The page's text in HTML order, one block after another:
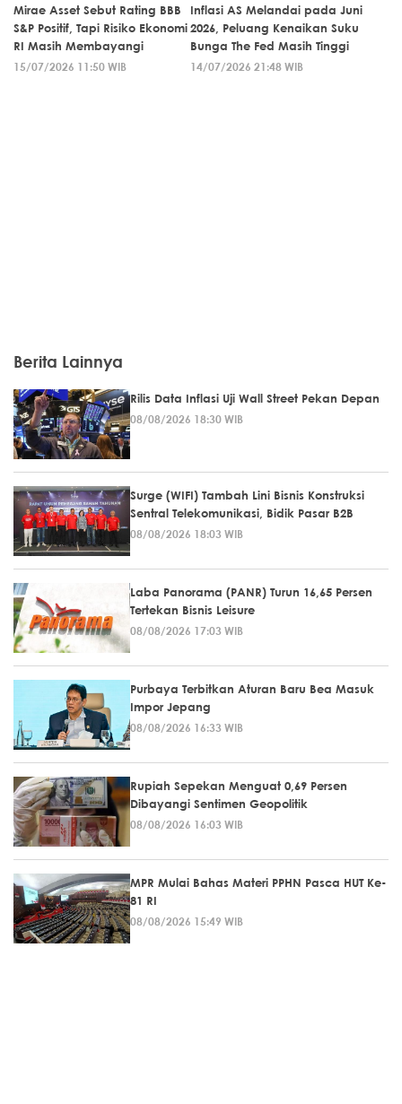
Mirae Asset Sebut Rating BBB
S&P Positif, Tapi Risiko Ekonomi
RI Masih Membayangi
15/07/2026 11:50 WIB
Inflasi AS Melandai pada Juni
2026, Peluang Kenaikan Suku
Bunga The Fed Masih Tinggi
14/07/2026 21:48 WIB
Berita Lainnya
Rilis Data Inflasi Uji Wall Street Pekan Depan
08/08/2026 18:30 WIB
Surge (WIFI) Tambah Lini Bisnis Konstruksi
Sentral Telekomunikasi, Bidik Pasar B2B
08/08/2026 18:03 WIB
Laba Panorama (PANR) Turun 16,65 Persen
Tertekan Bisnis Leisure
08/08/2026 17:03 WIB
Purbaya Terbitkan Aturan Baru Bea Masuk
Impor Jepang
08/08/2026 16:33 WIB
Rupiah Sepekan Menguat 0,69 Persen
Dibayangi Sentimen Geopolitik
08/08/2026 16:03 WIB
MPR Mulai Bahas Materi PPHN Pasca HUT Ke-
81 RI
08/08/2026 15:49 WIB